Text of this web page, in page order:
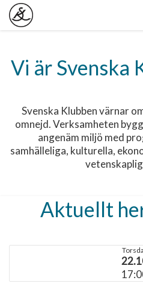
Vi är Svenska
Svenska Klubben värnar
omnejd. Verksamheten
angenäm miljö med
samhälleliga, kulturella,
Aktuellt